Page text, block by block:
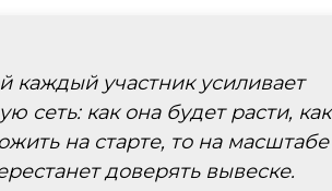
каждый участник усиливает
сеть: как она будет расти, как
на старте, то на масштабе
доверять вывеске.